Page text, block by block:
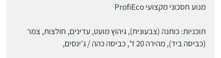
מנוע חסכוני מקצועי ProfiEco
תוכניות: כותנה (צבעונית), גיהוץ מועט, עדינים, חולצות, צמר
(כביסה ביד), מהירה 20 ד', כביסה כהה / ג'ינסים,